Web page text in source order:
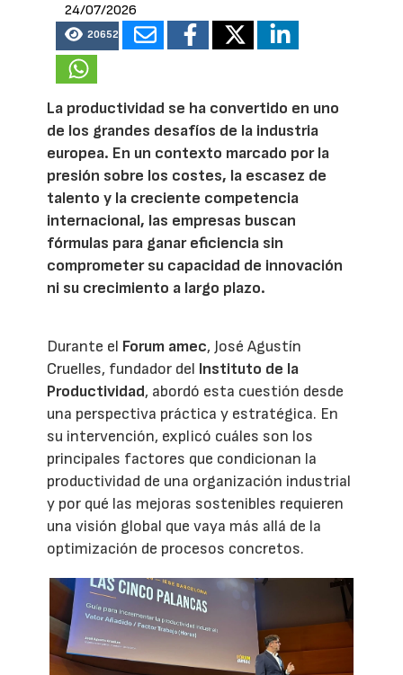
24/07/2026
20652
La productividad se ha convertido en uno
de los grandes desafíos de la industria
europea. En un contexto marcado por la
presión sobre los costes, la escasez de
talento y la creciente competencia
internacional, las empresas buscan
fórmulas para ganar eficiencia sin
comprometer su capacidad de innovación
ni su crecimiento a largo plazo.
Durante el Forum amec, José Agustín
Cruelles, fundador del Instituto de la
Productividad, abordó esta cuestión desde
una perspectiva práctica y estratégica. En
su intervención, explicó cuáles son los
principales factores que condicionan la
productividad de una organización industrial
y por qué las mejoras sostenibles requieren
una visión global que vaya más allá de la
optimización de procesos concretos.